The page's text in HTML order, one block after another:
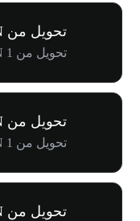
تحويل من COPXON إلى IDR
تحويل من 1 COPXON إلى Rp1.54M
تحويل من COPXON إلى EUR
تحويل من 1 COPXON إلى €74.58
تحويل من COPXON إلى CAD